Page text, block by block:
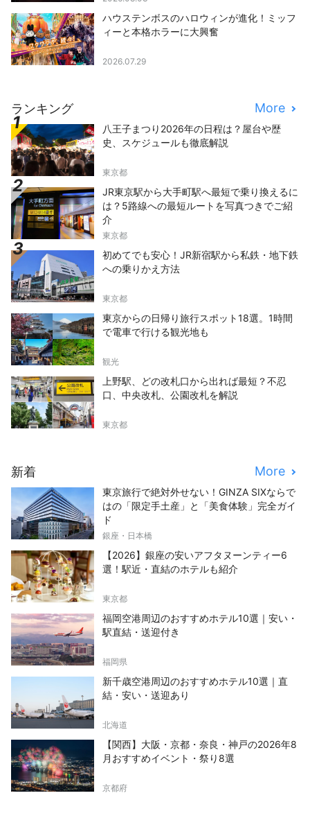
ハウステンボスのハロウィンが進化！ミッフ
ィーと本格ホラーに大興奮
2026.07.29
ランキング More
八王子まつり2026年の日程は？屋台や歴
史、スケジュールも徹底解説
東京都
JR東京駅から大手町駅へ最短で乗り換えるに
は？5路線への最短ルートを写真つきでご紹
介
東京都
初めてでも安心！JR新宿駅から私鉄・地下鉄
への乗りかえ方法
東京都
東京からの日帰り旅行スポット18選。1時間
で電車で行ける観光地も
観光
上野駅、どの改札口から出れば最短？不忍
口、中央改札、公園改札を解説
東京都
新着 More
東京旅行で絶対外せない！GINZA SIXならで
はの「限定手土産」と「美食体験」完全ガイ
ド
銀座・日本橋
【2026】銀座の安いアフタヌーンティー6
選！駅近・直結のホテルも紹介
東京都
福岡空港周辺のおすすめホテル10選｜安い・
駅直結・送迎付き
福岡県
新千歳空港周辺のおすすめホテル10選｜直
結・安い・送迎あり
北海道
【関西】大阪・京都・奈良・神戸の2026年8
月おすすめイベント・祭り8選
京都府